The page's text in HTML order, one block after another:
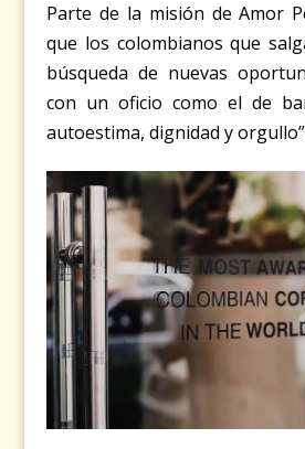
Parte de la misión de Amor
que los colombianos que
búsqueda de nuevas
con un oficio como el de
autoestima, dignidad y